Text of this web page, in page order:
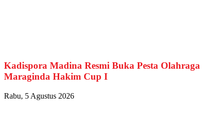
Kadispora Madina Resmi Buka Pesta Olahraga
Maraginda Hakim Cup I
Rabu, 5 Agustus 2026